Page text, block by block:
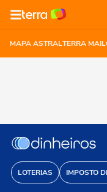
MAPA ASTRALTERRA MAIL
LOTERIAS IMPOSTO